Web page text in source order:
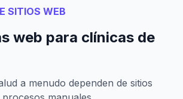
SITIOS WEB
web para clínicas de
a menudo dependen de sitios